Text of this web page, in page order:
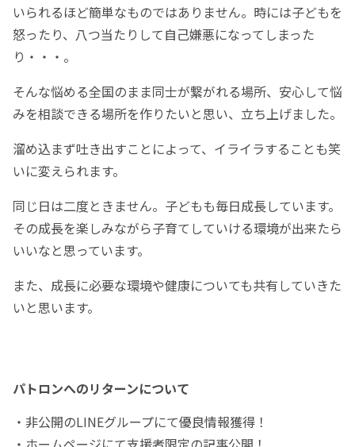
いられるほど簡単なものではありません。時には子どもを
怒ったり、八つ当たりして自己嫌悪になってしまった
り・・・。
そんな悩める全国のまま同士が繋がれる場所、安心して悩
みを相談できる場所を作りたいと思い、立ち上げました。
溜め込まず吐き出すことによって、イライラすることも笑
いに変えられます。
同じ日は二度ときません。子どもも毎日成長しています。
その成長を楽しみながら子育てしていける環境が出来たら
いいなと思っています。
また、成長に必要な環境や健康についても共有していきた
いと思います。
パトロンへのリターンについて
・非公開のLINEグループにて優良情報獲得！